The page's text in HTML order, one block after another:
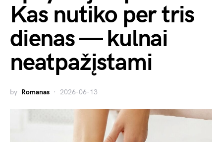
Kas nutiko per tris
dienas — kulnai
neatpažįstami
by Romanas 2026-06-13